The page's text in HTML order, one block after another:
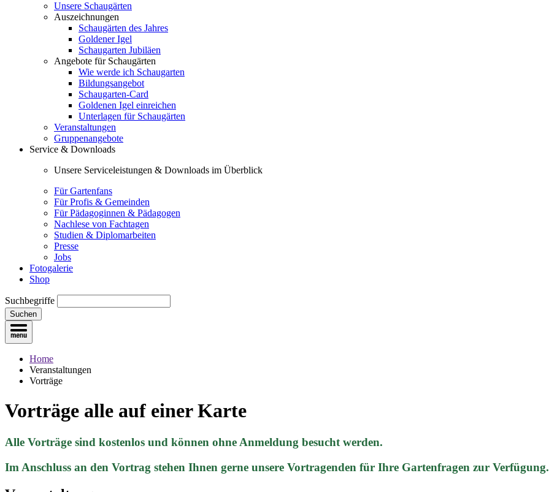
Unsere Schaugärten
Auszeichnungen
Schaugärten des Jahres
Goldener Igel
Schaugarten Jubiläen
Angebote für Schaugärten
Wie werde ich Schaugarten
Bildungsangebot
Schaugarten-Card
Goldenen Igel einreichen
Unterlagen für Schaugärten
Veranstaltungen
Gruppenangebote
Service & Downloads
Unsere Serviceleistungen & Downloads im Überblick
Für Gartenfans
Für Profis & Gemeinden
Für Pädagoginnen & Pädagogen
Nachlese von Fachtagen
Studien & Diplomarbeiten
Presse
Jobs
Fotogalerie
Shop
Suchbegriffe
Suchen
Home
Veranstaltungen
Vorträge
Vorträge alle auf einer Karte
Alle Vorträge sind kostenlos und können ohne Anmeldung besucht werden.
Im Anschluss an den Vortrag stehen Ihnen gerne unsere Vortragenden für Ihre Gartenfragen zur Verfügung.